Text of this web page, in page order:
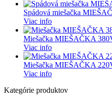
Spádová miešačka
Viac info
Miešačka MIEŠAČKA
Viac info
Miešačka MIEŠAČKA
Viac info
Kategórie produktov